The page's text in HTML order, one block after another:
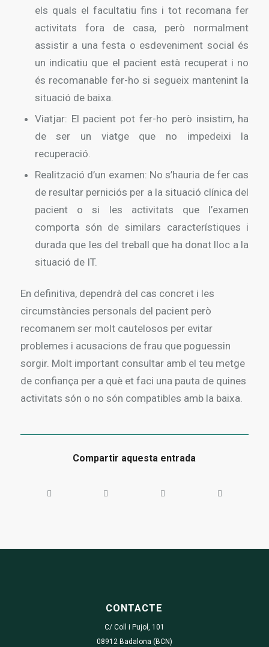
els quals el facultatiu fins i tot recomana fer
activitats fora de casa, però normalment
assistir a una festa o esdeveniment social és
un indicatiu que el pacient està recuperat i no
és recomanable fer-ho si segueix mantenint la
situació de baixa.
Viatjar: El pacient pot fer-ho però insistim, ha
de ser un viatge que no impedeixi la
recuperació.
Realització d’un examen: No s’hauria de fer cas
de resultar perniciós per a la situació clínica del
pacient o si les activitats que l’examen
comporta són de similars característiques i
durada que les del treball que ha donat lloc a la
situació de IT.
En definitiva, dependrà del cas concret i les
circumstàncies personals del pacient però
recomanem ser molt cautelosos per evitar
problemes i acusacions de frau que poguessin
sorgir. Molt important consultar amb el teu metge
de confiança per a què et faci una pauta de quines
activitats són o no són compatibles amb la baixa.
Compartir aquesta entrada
CONTACTE
C/ Coll i Pujol, 101
08912 Badalona (BCN)